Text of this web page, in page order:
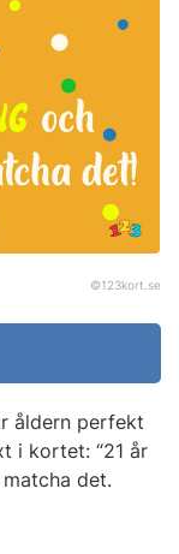
©123kort.se
åldern perfekt
i kortet: “21 år
det.